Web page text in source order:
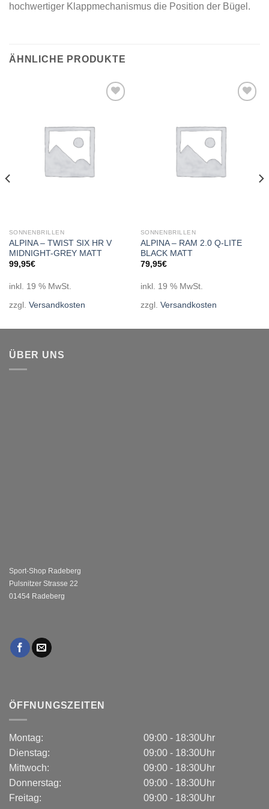
hochwertiger Klappmechanismus die Position der Bügel.
ÄHNLICHE PRODUKTE
SONNENBRILLEN
ALPINA – TWIST SIX HR V
MIDNIGHT-GREY MATT
99,95€
inkl. 19 % MwSt.
zzgl. Versandkosten
SONNENBRILLEN
ALPINA – RAM 2.0 Q-LITE
BLACK MATT
79,95€
inkl. 19 % MwSt.
zzgl. Versandkosten
ÜBER UNS
Sport-Shop Radeberg
Pulsnitzer Strasse 22
01454 Radeberg
ÖFFNUNGSZEITEN
Montag:
Dienstag:
Mittwoch:
Donnerstag:
Freitag:
09:00 - 18:30Uhr
09:00 - 18:30Uhr
09:00 - 18:30Uhr
09:00 - 18:30Uhr
09:00 - 18:30Uhr